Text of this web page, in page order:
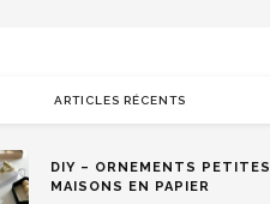
ARTICLES RÉCENTS
DIY – ORNEMENTS PETITES
MAISONS EN PAPIER